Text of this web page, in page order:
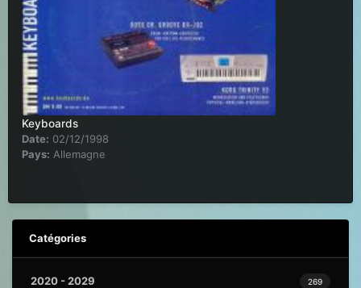
Keyboards
Date: 02/12/1998
Pays: Allemagne
Catégories
269
2020 - 2029